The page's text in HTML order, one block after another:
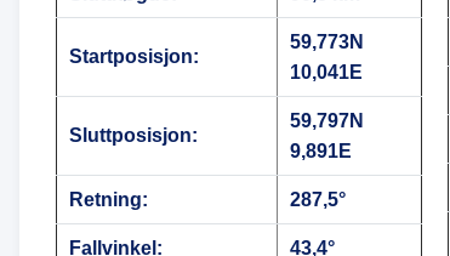
Startposisjon:
59,773N
10,041E
Sluttposisjon:
59,797N
9,891E
Retning: 287,5°
Fallvinkel: 43,4°